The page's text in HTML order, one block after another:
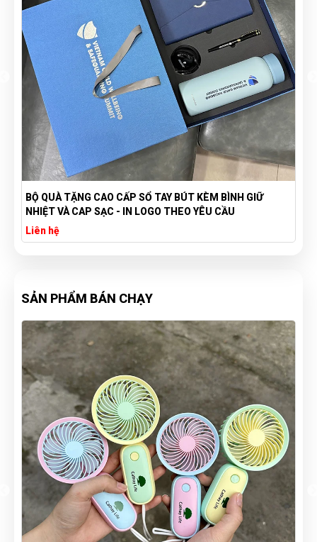
BỘ QUÀ TẶNG CAO CẤP SỔ TAY BÚT KÈM BÌNH GIỮ
NHIỆT VÀ CAP SẠC - IN LOGO THEO YÊU CẦU
Liên hệ
SẢN PHẨM BÁN CHẠY